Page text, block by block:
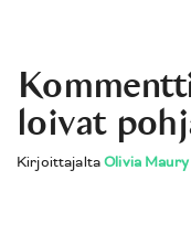
loivat
KirjoittajaltaOlivia Maury